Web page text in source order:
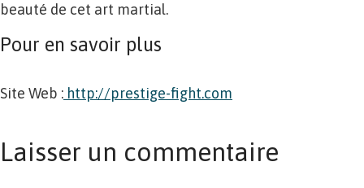
beauté de cet art martial.
Pour en savoir plus
Site Web : http://prestige-fight.com
Laisser un commentaire